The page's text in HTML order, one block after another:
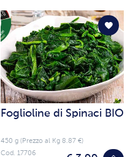
Foglioline di Spinaci BIO
450 g (Prezzo al Kg 8.87 €)
Cod. 17706